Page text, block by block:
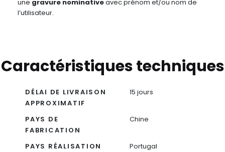
une gravure nominativeavec prénom et/ou nom de
l’utilisateur.
Caractéristiques techniques
DÉLAI DE LIVRAISON
APPROXIMATIF
15 jours
PAYS DE
FABRICATION
Chine
PAYS RÉALISATION
Portugal